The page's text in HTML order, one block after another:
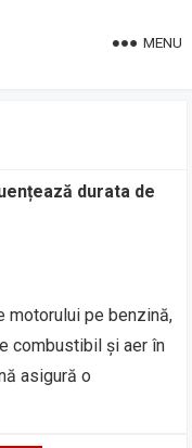
MENU
durata de
motorului pe benzină,
combustibil și aer în
asigură o